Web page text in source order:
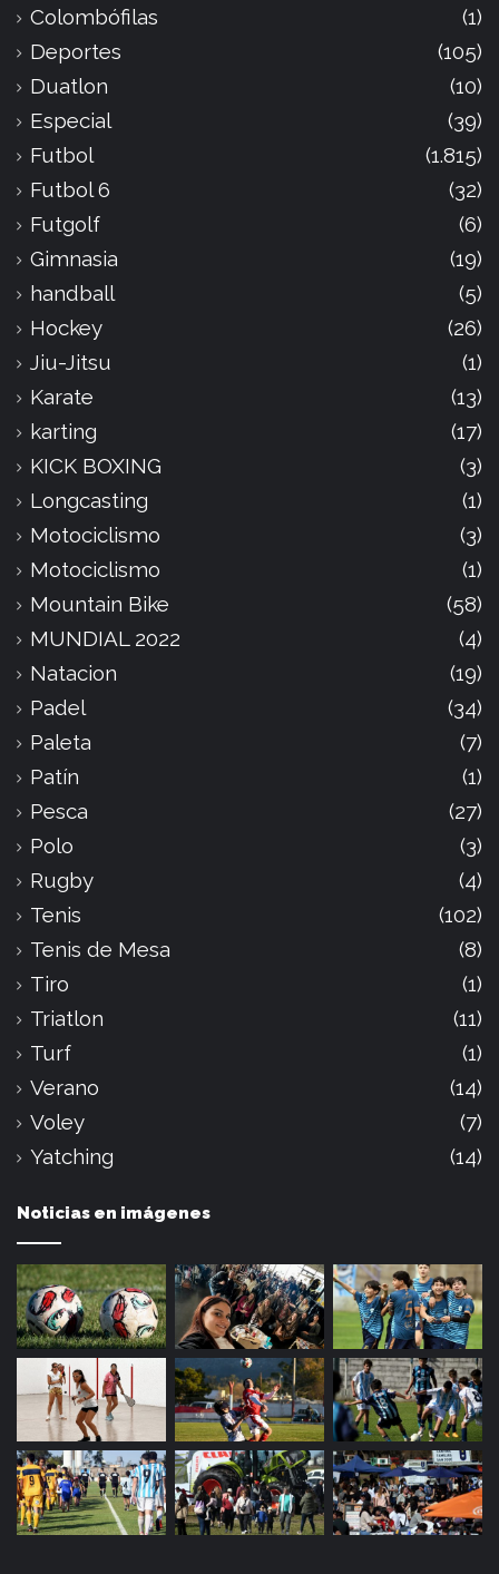
Colombófilas
(1)
Deportes
(105)
Duatlon
(10)
Especial
(39)
Futbol
(1.815)
Futbol 6
(32)
Futgolf
(6)
Gimnasia
(19)
handball
(5)
Hockey
(26)
Jiu-Jitsu
(1)
Karate
(13)
karting
(17)
KICK BOXING
(3)
Longcasting
(1)
Motociclismo
(3)
Motociclismo
(1)
Mountain Bike
(58)
MUNDIAL 2022
(4)
Natacion
(19)
Padel
(34)
Paleta
(7)
Patín
(1)
Pesca
(27)
Polo
(3)
Rugby
(4)
Tenis
(102)
Tenis de Mesa
(8)
Tiro
(1)
Triatlon
(11)
Turf
(1)
Verano
(14)
Voley
(7)
Yatching
(14)
Noticias en imágenes